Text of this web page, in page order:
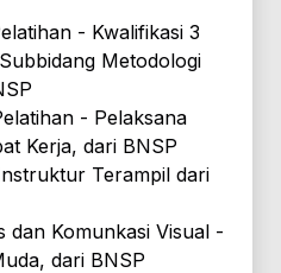
- Kwalifikasi 3
Metodologi
- Pelaksana
Kerja, dari BNSP
Terampil dari
dan Komunkasi Visual -
dari BNSP